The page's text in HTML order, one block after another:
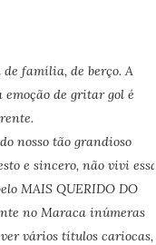
de família, de berço. A
emoção de gritar gol é
nosso tão grandioso
e sincero, não vivi essa
MAIS QUERIDO DO
no Maraca inúmeras
vários títulos cariocas, o